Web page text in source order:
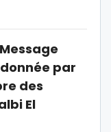
par
des
El